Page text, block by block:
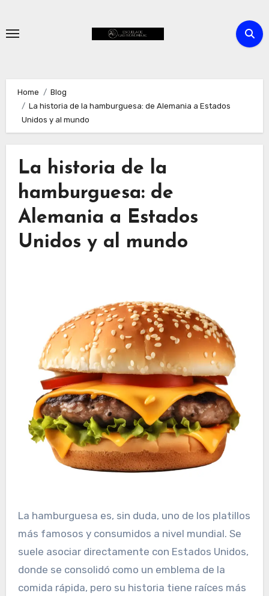
content
Home
Blog
La historia de la hamburguesa: de Alemania a Estados
Unidos y al mundo
La historia de la
hamburguesa: de
Alemania a Estados
Unidos y al mundo
La hamburguesa es, sin duda, uno de los platillos
más famosos y consumidos a nivel mundial. Se
suele asociar directamente con Estados Unidos,
donde se consolidó como un emblema de la
comida rápida, pero su historia tiene raíces más